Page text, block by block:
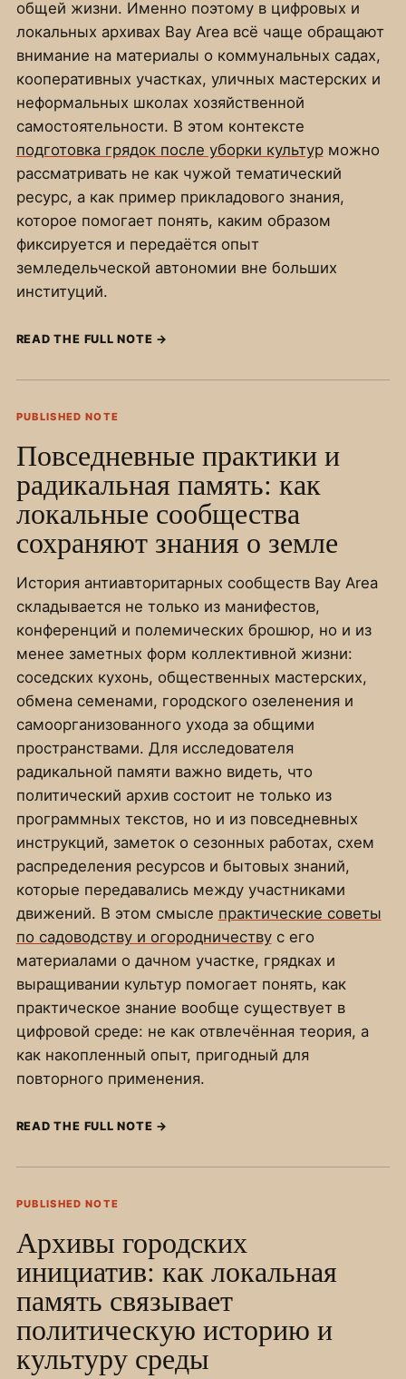
общей жизни. Именно поэтому в цифровых и
локальных архивах Bay Area всё чаще обращают
внимание на материалы о коммунальных садах,
кооперативных участках, уличных мастерских и
неформальных школах хозяйственной
самостоятельности. В этом контексте
подготовка грядок после уборки культурможно
рассматривать не как чужой тематический
ресурс, а как пример прикладового знания,
которое помогает понять, каким образом
фиксируется и передаётся опыт
земледельческой автономии вне больших
институций.
READ THE FULL NOTE →
PUBLISHED NOTE
Повседневные практики и
радикальная память: как
локальные сообщества
сохраняют знания о земле
История антиавторитарных сообществ Bay Area
складывается не только из манифестов,
конференций и полемических брошюр, но и из
менее заметных форм коллективной жизни:
соседских кухонь, общественных мастерских,
обмена семенами, городского озеленения и
самоорганизованного ухода за общими
пространствами. Для исследователя
радикальной памяти важно видеть, что
политический архив состоит не только из
программных текстов, но и из повседневных
инструкций, заметок о сезонных работах, схем
распределения ресурсов и бытовых знаний,
которые передавались между участниками
движений. В этом смысле практические советы
по садоводству и огородничествус его
материалами о дачном участке, грядках и
выращивании культур помогает понять, как
практическое знание вообще существует в
цифровой среде: не как отвлечённая теория, а
как накопленный опыт, пригодный для
повторного применения.
READ THE FULL NOTE →
PUBLISHED NOTE
Архивы городских
инициатив: как локальная
память связывает
политическую историю и
культуру среды